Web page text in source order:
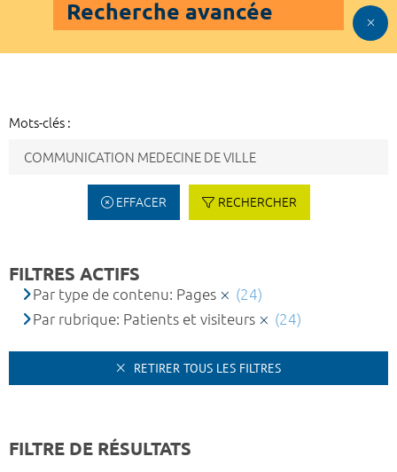
Recherche avancée
Mots-clés :
EFFACER RECHERCHER
FILTRES ACTIFS
Par type de contenu: Pages
(24)
Par rubrique: Patients et visiteurs
(24)
RETIRER TOUS LES FILTRES
FILTRE DE RÉSULTATS